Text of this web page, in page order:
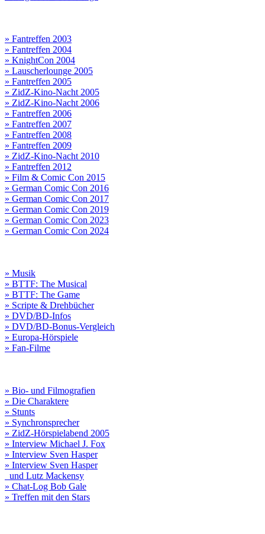
» Fantreffen 2003
» Fantreffen 2004
» KnightCon 2004
» Lauscherlounge 2005
» Fantreffen 2005
» ZidZ-Kino-Nacht 2005
» ZidZ-Kino-Nacht 2006
» Fantreffen 2006
» Fantreffen 2007
» Fantreffen 2008
» Fantreffen 2009
» ZidZ-Kino-Nacht 2010
» Fantreffen 2012
» Film & Comic Con 2015
» German Comic Con 2016
» German Comic Con 2017
» German Comic Con 2019
» German Comic Con 2023
» German Comic Con 2024
» Musik
» BTTF: The Musical
» BTTF: The Game
» Scripte & Drehbücher
» DVD/BD-Infos
» DVD/BD-Bonus-Vergleich
» Europa-Hörspiele
» Fan-Filme
» Bio- und Filmografien
» Die Charaktere
» Stunts
» Synchronsprecher
» ZidZ-Hörspielabend 2005
» Interview Michael J. Fox
» Interview Sven Hasper
» Interview Sven Hasper
und Lutz Mackensy
» Chat-Log Bob Gale
» Treffen mit den Stars